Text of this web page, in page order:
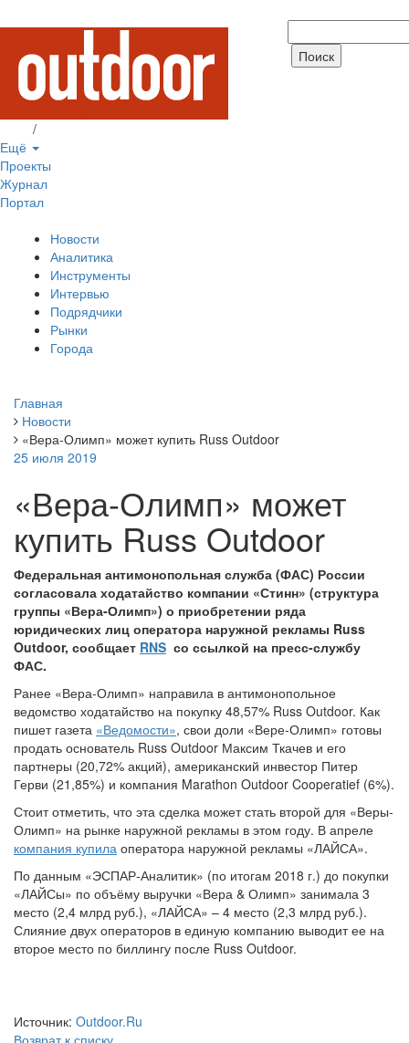
/
Ещё
Проекты
Журнал
Портал
Новости
Аналитика
Инструменты
Интервью
Подрядчики
Рынки
Города
Главная
Новости
«Вера-Олимп» может купить Russ Outdoor
25 июля 2019
«Вера-Олимп» может
купить Russ Outdoor
Федеральная антимонопольная служба (ФАС) России
согласовала ходатайство компании «Стинн» (структура
группы «Вера-Олимп») о приобретении ряда
юридических лиц оператора наружной рекламы Russ
Outdoor, сообщает RNS со ссылкой на пресс-службу
ФАС.
Ранее «Вера-Олимп» направила в антимонопольное
ведомство ходатайство на покупку 48,57% Russ Outdoor. Как
пишет газета «Ведомости», свои доли «Вере-Олимп» готовы
продать основатель Russ Outdoor Максим Ткачев и его
партнеры (20,72% акций), американский инвестор Питер
Герви (21,85%) и компания Marathon Outdoor Cooperatief (6%).
Стоит отметить, что эта сделка может стать второй для «Веры-
Олимп» на рынке наружной рекламы в этом году. В апреле
компания купила оператора наружной рекламы «ЛАЙСА».
По данным «ЭСПАР-Аналитик» (по итогам 2018 г.) до покупки
«ЛАЙСы» по объёму выручки «Вера & Олимп» занимала 3
место (2,4 млрд руб.), «ЛАЙСА» – 4 место (2,3 млрд руб.).
Слияние двух операторов в единую компанию выводит ее на
второе место по биллингу после Russ Outdoor.
Источник: Outdoor.Ru
Возврат к списку